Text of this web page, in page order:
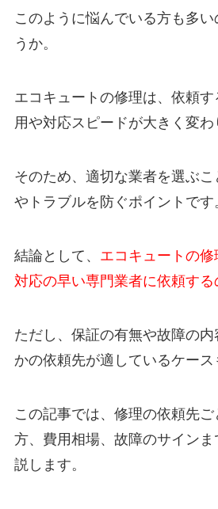
このように悩んでいる方も多い
うか。
エコキュートの修理は、依頼
用や対応スピードが大きく変わ
そのため、適切な業者を選ぶ
やトラブルを防ぐポイントです
結論として、 エコキュートの
対応の早い専門業者に依頼する
ただし、保証の有無や故障の
かの依頼先が適しているケース
この記事では、修理の依頼先
方、費用相場、故障のサイン
説します。